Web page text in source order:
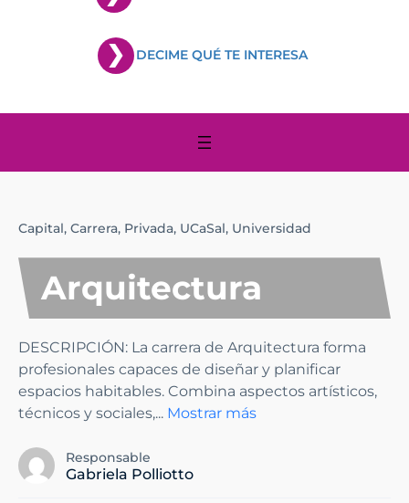
DECIME QUÉ TE INTERESA
Capital, Carrera, Privada, UCaSal, Universidad
Arquitectura
DESCRIPCIÓN: La carrera de Arquitectura forma
profesionales capaces de diseñar y planificar
espacios habitables. Combina aspectos artísticos,
técnicos y sociales,... Mostrar más
Responsable
Gabriela Polliotto